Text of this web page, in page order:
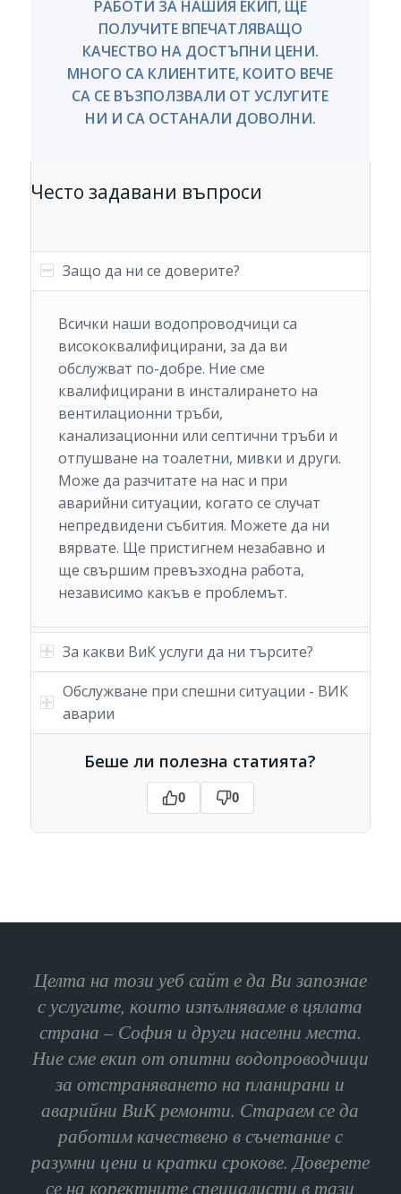
РАБОТИ ЗА НАШИЯ ЕКИП, ЩЕ
ПОЛУЧИТЕ ВПЕЧАТЛЯВАЩО
КАЧЕСТВО НА ДОСТЪПНИ ЦЕНИ.
МНОГО СА КЛИЕНТИТЕ, КОИТО ВЕЧЕ
СА СЕ ВЪЗПОЛЗВАЛИ ОТ УСЛУГИТЕ
НИ И СА ОСТАНАЛИ ДОВОЛНИ.
Често задавани въпроси
Защо да ни се доверите?
Всички наши водопроводчици са
висококвалифицирани, за да ви
обслужват по-добре. Ние сме
квалифицирани в инсталирането на
вентилационни тръби,
канализационни или септични тръби и
отпушване на тоалетни, мивки и други.
Може да разчитате на нас и при
аварийни ситуации, когато се случат
непредвидени събития. Можете да ни
вярвате. Ще пристигнем незабавно и
ще свършим превъзходна работа,
независимо какъв е проблемът.
За какви ВиК услуги да ни търсите?
Обслужване при спешни ситуации - ВИК
аварии
Беше ли полезна статията?
0 0
Целта на този уеб сайт е да Ви запознае
с услугите, които изпълняваме в цялата
страна – София и други населни места.
Ние сме екип от опитни водопроводчици
за отстраняването на планирани и
аварийни ВиК ремонти. Стараем се да
работим качествено в съчетание с
разумни цени и кратки срокове. Доверете
се на коректните специалисти в тази